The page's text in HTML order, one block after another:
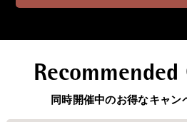
同時開催中のお得なキャン